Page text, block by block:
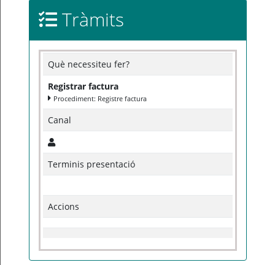
Tràmits
Què necessiteu fer?
Registrar factura
Procediment: Registre factura
Canal
Terminis presentació
Accions